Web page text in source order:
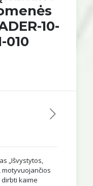
10-
010
„Išvystytos,
kaime